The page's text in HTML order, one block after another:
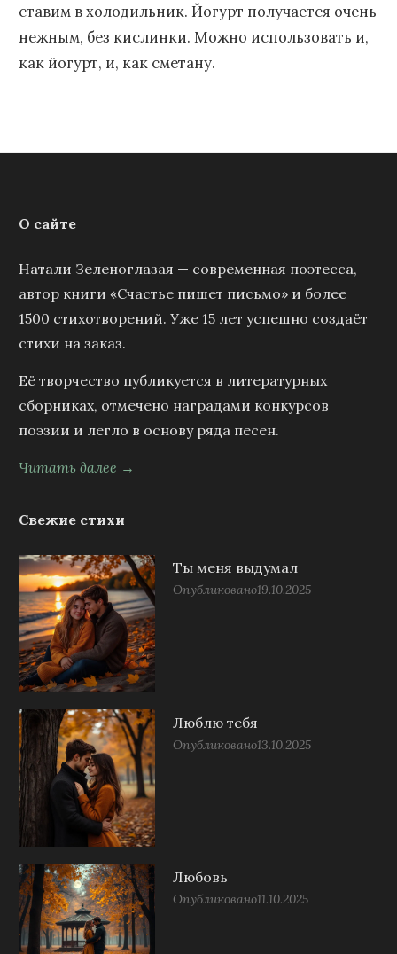
ставим в холодильник. Йогурт получается очень
нежным, без кислинки. Можно использовать и,
как йогурт, и, как сметану.
О сайте
Натали Зеленоглазая — современная поэтесса,
автор книги «Счастье пишет письмо» и более
1500 стихотворений. Уже 15 лет успешно создаёт
стихи на заказ.
Её творчество публикуется в литературных
сборниках, отмечено наградами конкурсов
поэзии и легло в основу ряда песен.
Читать далее →
Свежие стихи
Ты меня выдумал
Опубликовано19.10.2025
Люблю тебя
Опубликовано13.10.2025
Любовь
Опубликовано11.10.2025